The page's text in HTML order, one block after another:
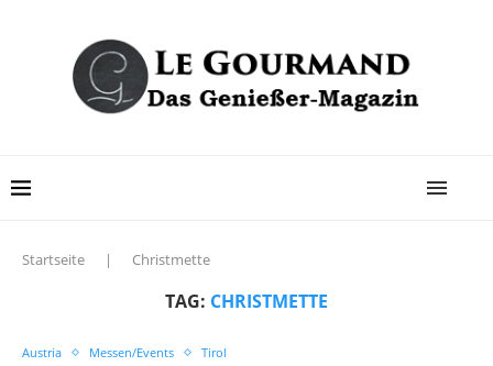
Startseite | Christmette
TAG: CHRISTMETTE
Austria Messen/Events Tirol